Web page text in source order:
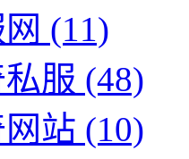
(11)
服 (48)
站 (10)